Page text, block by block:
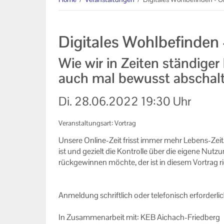
Digitales
Wie wir in Zeiten
auch mal bewusst
Di. 28.06.2022 19:30 Uhr
Veranstaltungsart: Vortrag
Un­se­re Online-​Zeit frisst immer mehr Lebens-​
ist und ge­zielt die Kon­trol­le über die ei­ge­ne
rück­ge­win­nen möch­te, der ist in die­sem Vor­trag
An­mel­dung schrift­lich oder te­le­fo­nisch
In Zu­sam­men­ar­beit mit: KEB Aichach-​Friedberg